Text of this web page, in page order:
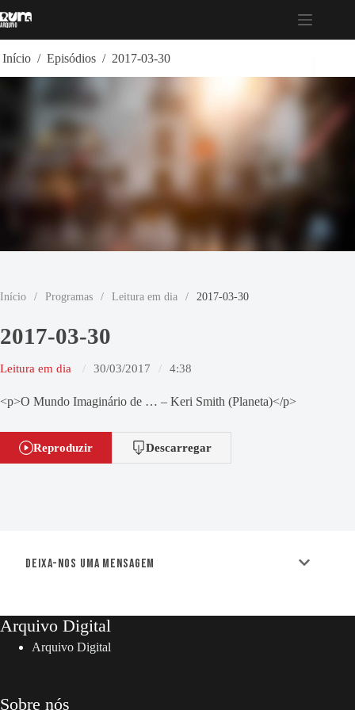
para
Início / Episódios / 2017-03-30
Início / Programas / Leitura em dia / 2017-03-30
2017-03-30
Leitura em dia 30/03/2017 4:38
<p>O Mundo Imaginário de … – Keri Smith (Planeta)</p>
Reproduzir Descarregar
Deixa-nos uma mensagem
Arquivo Digital
Arquivo Digital
Sobre nós